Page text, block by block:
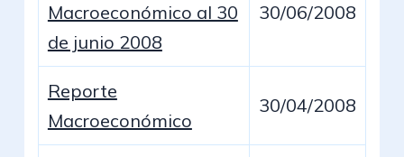
Macroeconómico al 30
de junio 2008
30/06/2008
Reporte
Macroeconómico
30/04/2008